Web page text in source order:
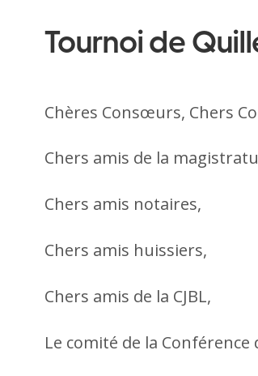
Tournoi de
Chères Consœurs, Chers
Chers amis de la
Chers amis notaires,
Chers amis huissiers,
Chers amis de la CJBL,
Le comité de la